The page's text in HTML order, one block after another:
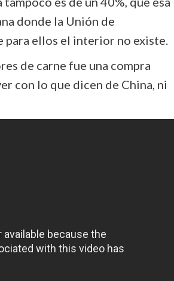
donde la Unión de
para ellos el interior no existe.
de carne fue una compra
con lo que dicen de China, ni